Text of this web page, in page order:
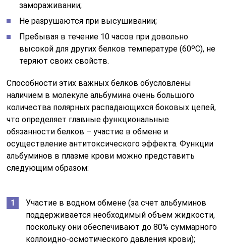
замораживании;
Не разрушаются при высушивании;
Пребывая в течение 10 часов при довольно
высокой для других белков температуре (60ᵒС), не
теряют своих свойств.
Способности этих важных белков обусловлены
наличием в молекуле альбумина очень большого
количества полярных распадающихся боковых цепей,
что определяет главные функциональные
обязанности белков – участие в обмене и
осуществление антитоксического эффекта. Функции
альбуминов в плазме крови можно представить
следующим образом:
Участие в водном обмене (за счет альбуминов
поддерживается необходимый объем жидкости,
поскольку они обеспечивают до 80% суммарного
коллоидно-осмотического давления крови);